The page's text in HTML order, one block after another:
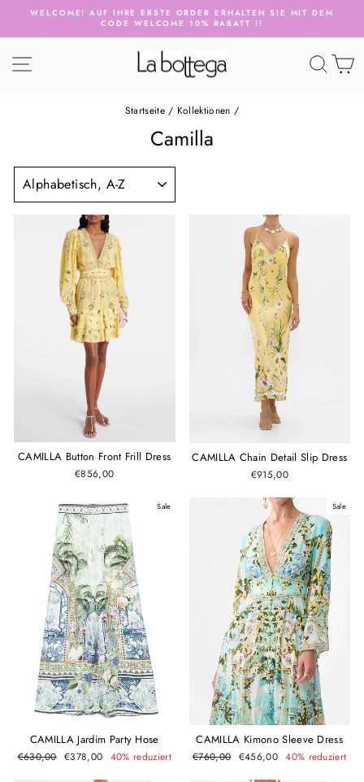
Inhalt
Pause
WELCOME! AUF IHRE ERSTE ORDER ERHALTEN SIE MIT DEM
CODE WELCOME 10% RABATT !!
SEITENNAVIGATION
Startseite / Kollektionen /
Camilla
SORTIEREN
CAMILLA Button Front Frill Dress
€856,00
CAMILLA Chain Detail Slip Dress
€915,00
Sale
CAMILLA Jardim Party Hose
Normaler
€630,00 Sonderpreis
€378,00 40% reduziert
Sale
CAMILLA Kimono Sleeve Dress
Normaler
€760,00 Sonderpreis
€456,00 40% reduziert